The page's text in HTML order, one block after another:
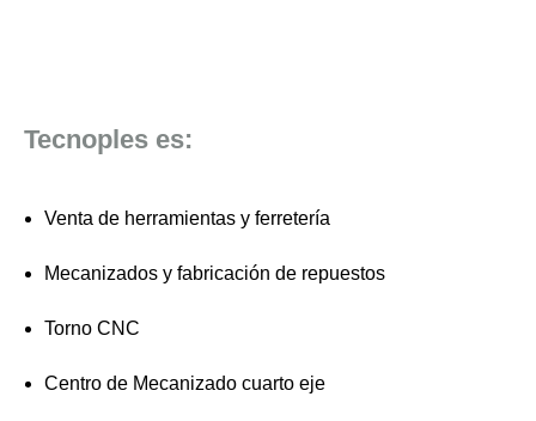
Tecnoples es:
Venta de herramientas y ferretería
Mecanizados y fabricación de repuestos
Torno CNC
Centro de Mecanizado cuarto eje